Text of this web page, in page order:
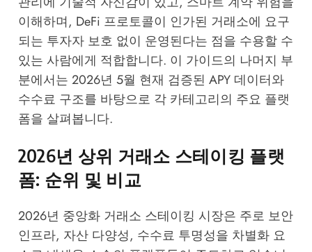
이해하며, DeFi 프로토콜이 인가된 거래소에 요구
되는 투자자 보호 없이 운영된다는 점을 수용할 수
있는 사람에게 적합합니다. 이 가이드의 나머지 부
분에서는 2026년 5월 현재 검증된 APY 데이터와
수수료 구조를 바탕으로 각 카테고리의 주요 플랫
폼을 살펴봅니다.
2026년 상위 거래소 스테이킹 플랫
폼: 순위 및 비교
2026년 중앙화 거래소 스테이킹 시장은 주로 보안
인프라, 자산 다양성, 수수료 투명성을 차별화 요